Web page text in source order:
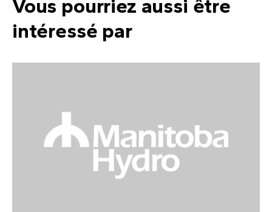
Vous pourriez aussi être
intéressé par